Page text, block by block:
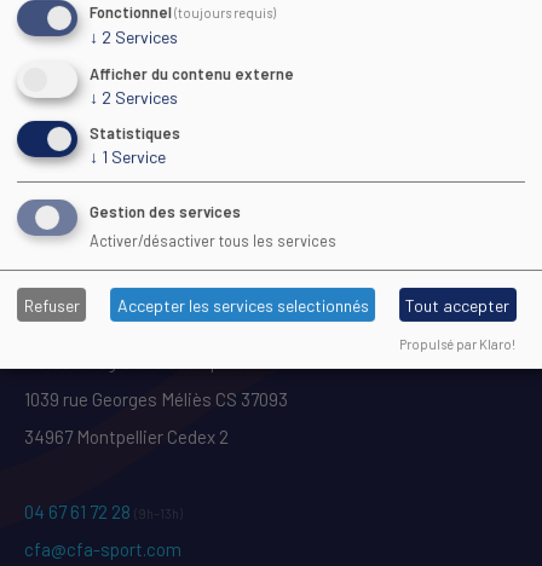
ACCESSIBILITE HANDICAP
TARIF
INDICATEURS GÉNÉRAUX CFA
INDICATEURS DE LA FORMATION
1039 rue Georges Méliès CS 37093
34967 Montpellier Cedex 2
04 67 61 72 28 (9h–13h)
cfa@cfa-sport.com
Fonctionnel(toujours requis)
↓ 2 Services
Afficher du contenu externe
↓ 2 Services
Statistiques
↓ 1 Service
Gestion des services
Activer/désactiver tous les services
Refuser Accepter les services selectionnés Tout accepter
Propulsé par Klaro!